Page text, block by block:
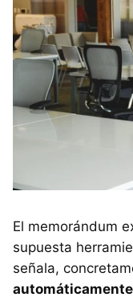
El memorándum
supuesta
señala,